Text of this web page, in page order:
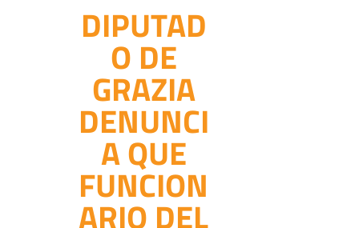
DIPUTAD
O DE
GRAZIA
DENUNCI
A QUE
FUNCION
ARIO DEL